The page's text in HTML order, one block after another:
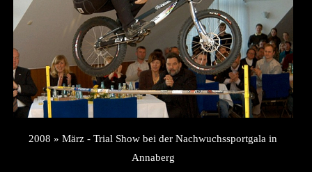
2008 » März - Trial Show bei der Nachwuchssportgala in
Annaberg